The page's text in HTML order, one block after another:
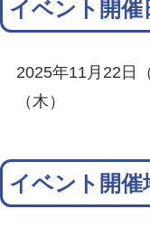
イベント開催
2025年11月22
（木）
イベント開催